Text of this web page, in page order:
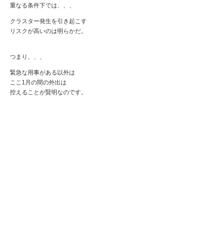
重なる条件下では、、、
クラスター発生を引き起こす
リスクが高いのは明らかだ。
つまり、、、
緊急な用事がある以外は
ここ1月の間の外出は
控えることが賢明なのです。